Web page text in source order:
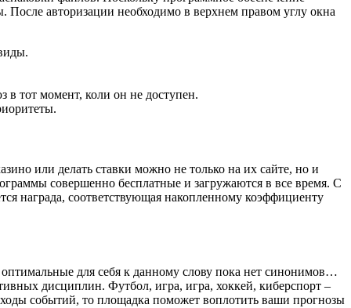
После авторизации необходимо в верхнем правом углу окна
в тот момент, коли он не доступен.
или делать ставки можно не только на их сайте, но и
совершенно бесплатные и загружаются в все время. С
награда, соответствующая накопленному коэффициенту
для себя к данному слову пока нет синонимов…
дисциплин. Футбол, игра, игра, хоккей, киберспорт –
событий, то площадка поможет воплотить ваши прогнозы